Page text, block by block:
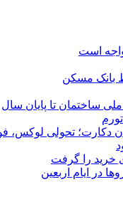
است
دکارت؛ تحولی
خرید را گرفت
در ایام اربعین